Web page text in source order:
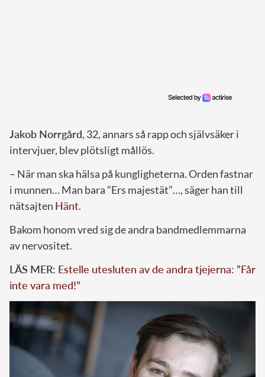
Jakob Norrgård, 32, annars så rapp och självsäker i
intervjuer, blev plötsligt mållös.
– När man ska hälsa på kungligheterna. Orden fastnar
i munnen… Man bara ”Ers majestät”…, säger han till
nätsajten Hänt.
Bakom honom vred sig de andra bandmedlemmarna
av nervositet.
LÄS MER: Estelle utesluten av de andra tjejerna: ”Får
inte vara med!”